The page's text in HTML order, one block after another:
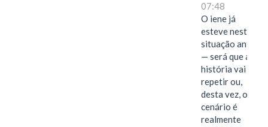
07:48
O iene já
esteve nesta
situação antes
— será que a
história vai se
repetir ou,
desta vez, o
cenário é
realmente